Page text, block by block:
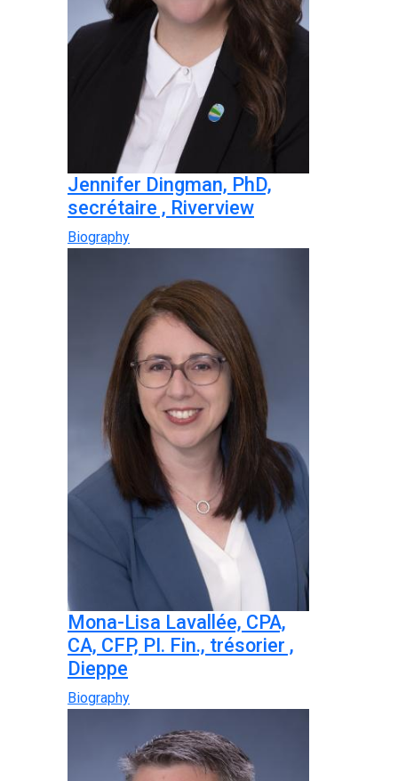
Jennifer Dingman, PhD,
secrétaire , Riverview
Biography
Mona-Lisa Lavallée, CPA,
CA, CFP, PI. Fin., trésorier ,
Dieppe
Biography